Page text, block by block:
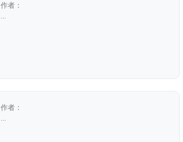
作者：
作者：